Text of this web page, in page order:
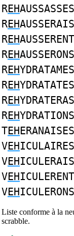
REH
REH
REH
REH
REH
REH
REH
REH
TEH
VEH
VEH
VEH
VEH
Liste conforme à la
scrabble.